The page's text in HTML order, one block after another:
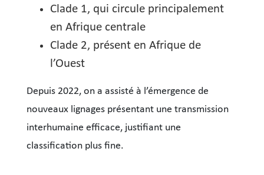
Clade 1, qui circule principalement
en Afrique centrale
Clade 2, présent en Afrique de
l’Ouest
Depuis 2022, on a assisté à l’émergence de
nouveaux lignages présentant une transmission
interhumaine efficace, justifiant une
classification plus fine.